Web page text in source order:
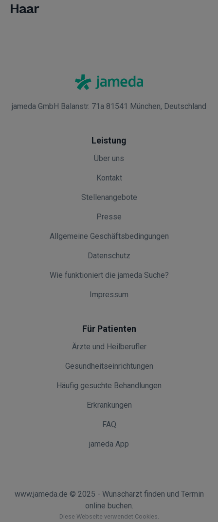
Haar
jameda GmbH Balanstr. 71a 81541 München, Deutschland
Leistung
Über uns
Kontakt
Stellenangebote
Presse
Allgemeine Geschäftsbedingungen
Datenschutz
Wie funktioniert die jameda Suche?
Impressum
Für Patienten
Ärzte und Heilberufler
Gesundheitseinrichtungen
Häufig gesuchte Behandlungen
Erkrankungen
FAQ
jameda App
www.jameda.de © 2025 - Wunscharzt finden und Termin
online buchen.
Diese Webseite verwendet Cookies.